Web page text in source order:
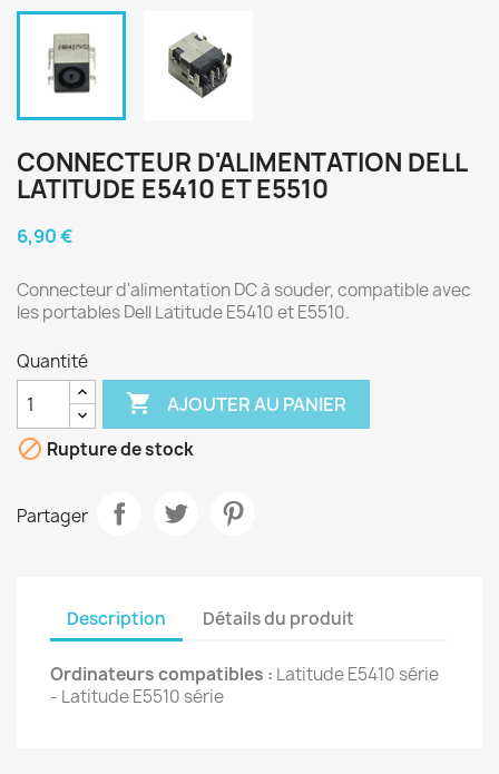
CONNECTEUR D'ALIMENTATION DELL
LATITUDE E5410 ET E5510
6,90 €
Connecteur d'alimentation DC à souder, compatible avec
les portables Dell Latitude E5410 et E5510.
Quantité
 AJOUTER AU PANIER
 Rupture de stock
Partager
Description Détails du produit
Ordinateurs compatibles : Latitude E5410 série
- Latitude E5510 série